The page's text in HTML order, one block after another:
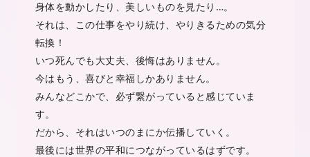
身体を動かしたり、美しいものを見たり…。
それは、この仕事をやり続け、やりきるための気分
転換！
いつ死んでも大丈夫、後悔はありません。
今はもう、喜びと幸福しかありません。
みんなどこかで、必ず繋がっていると感じていま
す。
だから、それはいつのまにか伝播していく。
最後には世界の平和につながっているはずです。